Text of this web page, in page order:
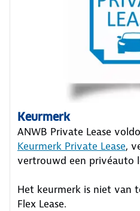
Keurmerk
ANWB Private Lease
Keurmerk Private Lease,
vertrouwd een privéauto
Het keurmerk is niet van
Flex Lease.